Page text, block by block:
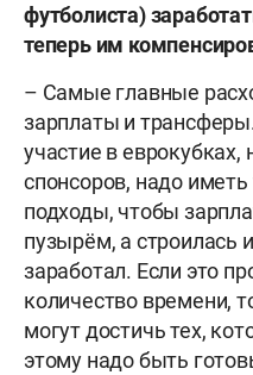
футболиста)
теперь им
– Самые главные
зарплаты и
участие в еврокубках,
спонсоров, надо
подходы, чтобы
пузырём, а строилась
заработал. Если это
количество времени,
могут достичь тех,
этому надо быть